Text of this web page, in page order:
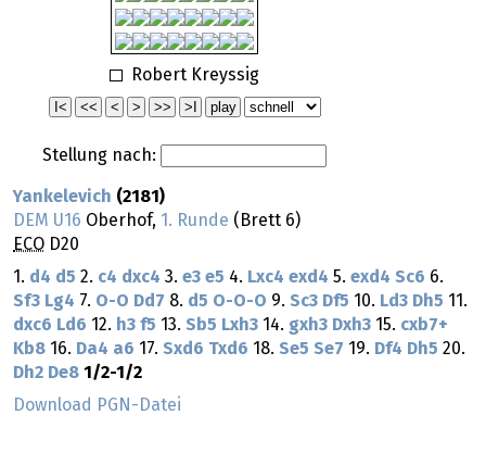
Robert Kreyssig
Stellung nach:
Yankelevich (2181)
DEM U16 Oberhof, 1. Runde (Brett 6)
ECO D20
1. d4 d5 2. c4 dxc4 3. e3 e5 4. Lxc4 exd4 5. exd4 Sc6 6.
Sf3 Lg4 7. O-O Dd7 8. d5 O-O-O 9. Sc3 Df5 10. Ld3 Dh5 11.
dxc6 Ld6 12. h3 f5 13. Sb5 Lxh3 14. gxh3 Dxh3 15. cxb7+
Kb8 16. Da4 a6 17. Sxd6 Txd6 18. Se5 Se7 19. Df4 Dh5 20.
Dh2 De8 1/2-1/2
Download PGN-Datei